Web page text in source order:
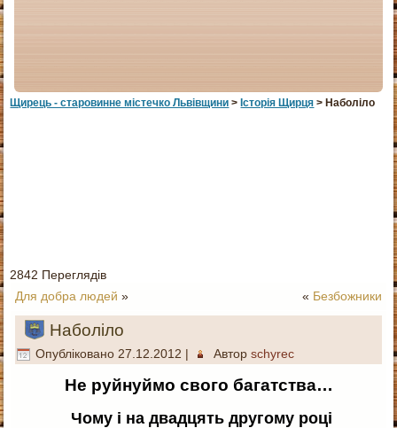
Щирець - старовинне мiстечко Львiвщини >Історія Щирця > Наболіло
2842 Переглядів
Для добра людей » « Безбожники
Наболіло
Опубліковано 27.12.2012 | Автор schyrec
Не руйнуймо свого багатства…
Чому і на двадцять другому році